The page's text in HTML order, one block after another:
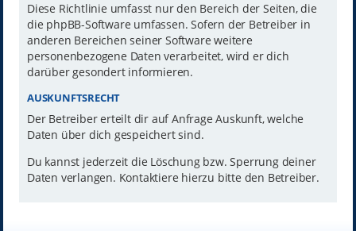
Diese Richtlinie umfasst nur den Bereich der Seiten, die
die phpBB-Software umfassen. Sofern der Betreiber in
anderen Bereichen seiner Software weitere
personenbezogene Daten verarbeitet, wird er dich
darüber gesondert informieren.
AUSKUNFTSRECHT
Der Betreiber erteilt dir auf Anfrage Auskunft, welche
Daten über dich gespeichert sind.
Du kannst jederzeit die Löschung bzw. Sperrung deiner
Daten verlangen. Kontaktiere hierzu bitte den Betreiber.